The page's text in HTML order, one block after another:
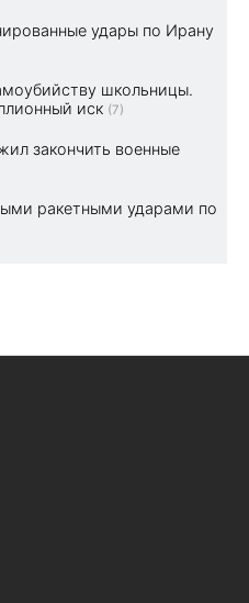
удары по Ирану
школьницы.
иск (7)
закончить военные
ракетными ударами по